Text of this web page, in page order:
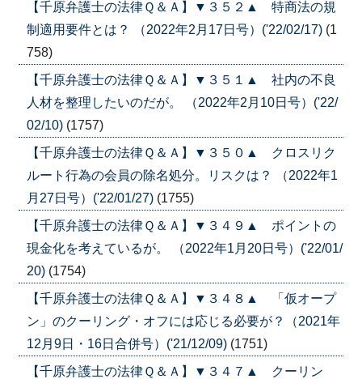
【千原弁護士の法律Ｑ＆Ａ】▼３５２▲ 特商法の規
制適用要件とは？ （2022年2月17日号）('22/02/17) (1
758)
【千原弁護士の法律Ｑ＆Ａ】▼３５１▲ 社内の不良
人材を整理したいのだが。 （2022年2月10日号）('22/
02/10) (1757)
【千原弁護士の法律Ｑ＆Ａ】▼３５０▲ クロスリク
ルート行為の会員の除名処分。リスクは？ （2022年1
月27日号）('22/01/27) (1755)
【千原弁護士の法律Ｑ＆Ａ】▼３４９▲ ポイントの
現金化を考えているが。 （2022年1月20日号）('22/01/
20) (1754)
【千原弁護士の法律Ｑ＆Ａ】▼３４８▲ 「仮オープ
ン」のクーリング・オフには応じる必要が？（2021年
12月9日・16日合併号）('21/12/09) (1751)
【千原弁護士の法律Ｑ＆Ａ】▼３４７▲ クーリン